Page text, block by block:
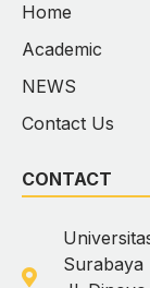
Home
Academic
NEWS
Contact Us
CONTACT
Surabaya